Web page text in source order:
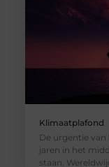
Klimaatplafond
De urgentie
jaren in het
staan.